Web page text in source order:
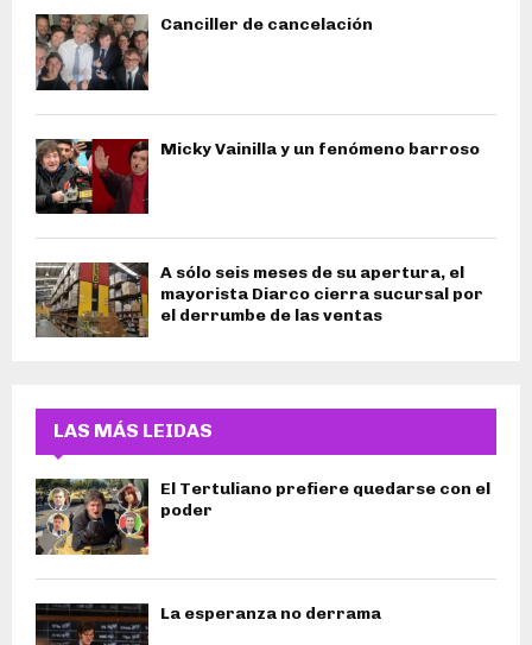
Canciller de cancelación
Micky Vainilla y un fenómeno barroso
A sólo seis meses de su apertura, el
mayorista Diarco cierra sucursal por
el derrumbe de las ventas
LAS MÁS LEIDAS
El Tertuliano prefiere quedarse con el
poder
La esperanza no derrama